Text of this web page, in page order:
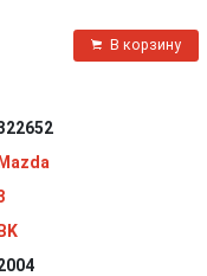
В корзину
Mazda
BK